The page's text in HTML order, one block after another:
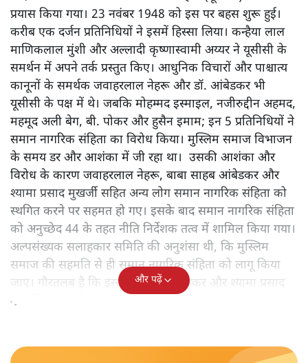
प्रयास किया गया। 23 नवंबर 1948 को इस पर बहस शुरू हुई।
करीब एक दर्जन प्रतिनिधियों ने इसमें हिस्सा लिया। कन्हैया लाल
माणिकलाल मुंशी और अल्लादी कृष्णास्वामी अय्यर ने यूसीसी के
समर्थन में अपने तर्क प्रस्तुत किए। आधुनिक विचारों और पाश्चात्य
कानूनों के समर्थक जवाहरलाल नेहरू और डॉ. आंबेडकर भी
यूसीसी के पक्ष में थे। जबकि मोहम्मद इस्माइल, नजीरुद्दीन अहमद,
महमूद अली बेग, बी. पोकर और हुसैन इमाम; इन 5 प्रतिनिधियों ने
समान नागरिक संहिता का विरोध किया। मुस्लिम समाज विभाजन
के समय डर और आशंका में जी रहा था। उसकी आशंका और
विरोध के कारण जवाहरलाल नेहरू, बाबा साहब आंबेडकर और
श्यामा प्रसाद मुखर्जी सहित अन्य लोग समान नागरिक संहिता को
स्थगित करने पर सहमत हो गए। इसके बाद समान नागरिक संहिता
को अनुच्छेद 44 के तहत नीति निर्देशक तत्व में शामिल किया गया।
अल्पसंख्यक सलाहकार समिति की अनुशंसा थी, कि मुस्लिम
समाज की सहमति से ही समान नागरिक संहिता को लागू किया
जाए। गौरतलब है कि इस समिति में आंबेडकर और श्यामा प्रसाद
मुखर्जी शामिल थे।
और पढ़ें